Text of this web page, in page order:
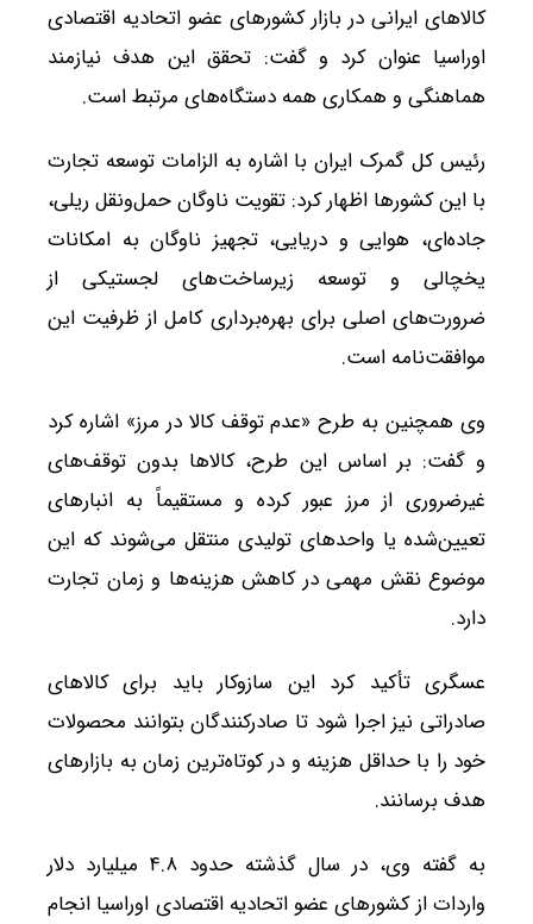
کالاهای ایرانی در بازار کشورهای عضو اتحادیه اقتصادی
اوراسیا عنوان کرد و گفت: تحقق این هدف نیازمند
هماهنگی و همکاری همه دستگاه‌های مرتبط است.
رئیس کل گمرک ایران با اشاره به الزامات توسعه تجارت
با این کشورها اظهار کرد: تقویت ناوگان حمل‌ونقل ریلی،
جاده‌ای، هوایی و دریایی، تجهیز ناوگان به امکانات
یخچالی و توسعه زیرساخت‌های لجستیکی از
ضرورت‌های اصلی برای بهره‌برداری کامل از ظرفیت این
موافقت‌نامه است.
وی همچنین به طرح «عدم توقف کالا در مرز» اشاره کرد
و گفت: بر اساس این طرح، کالاها بدون توقف‌های
غیرضروری از مرز عبور کرده و مستقیماً به انبارهای
تعیین‌شده یا واحدهای تولیدی منتقل می‌شوند که این
موضوع نقش مهمی در کاهش هزینه‌ها و زمان تجارت
دارد.
عسگری تأکید کرد این سازوکار باید برای کالاهای
صادراتی نیز اجرا شود تا صادرکنندگان بتوانند محصولات
خود را با حداقل هزینه و در کوتاه‌ترین زمان به بازارهای
هدف برسانند.
به گفته وی، در سال گذشته حدود ۴.۸ میلیارد دلار
واردات از کشورهای عضو اتحادیه اقتصادی اوراسیا انجام